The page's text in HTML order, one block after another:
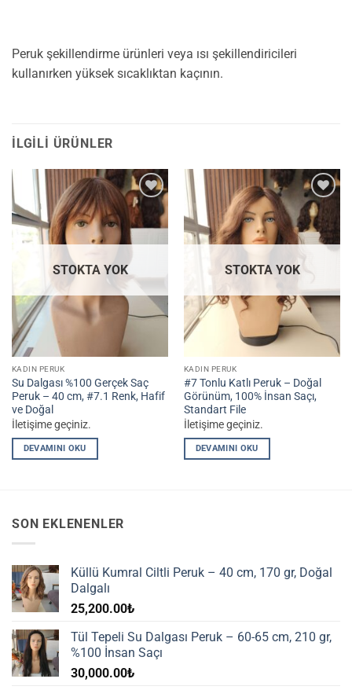
Peruk şekillendirme ürünleri veya ısı şekillendiricileri
kullanırken yüksek sıcaklıktan kaçının.
İLGILI ÜRÜNLER
İstek
Listesine
Ekle
STOKTA YOK
KADIN PERUK
Su Dalgası %100 Gerçek Saç
Peruk – 40 cm, #7.1 Renk, Hafif
ve Doğal
İletişime geçiniz.
DEVAMINI OKU
İstek
Listesine
Ekle
STOKTA YOK
KADIN PERUK
#7 Tonlu Katlı Peruk – Doğal
Görünüm, 100% İnsan Saçı,
Standart File
İletişime geçiniz.
DEVAMINI OKU
SON EKLENENLER
Küllü Kumral Ciltli Peruk – 40 cm, 170 gr, Doğal
Dalgalı
25,200.00₺
Tül Tepeli Su Dalgası Peruk – 60-65 cm, 210 gr,
%100 İnsan Saçı
30,000.00₺